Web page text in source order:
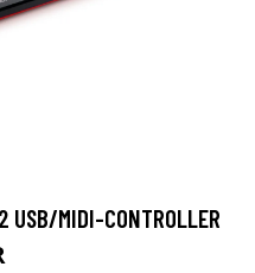
USB/MIDI-CONTROLLER